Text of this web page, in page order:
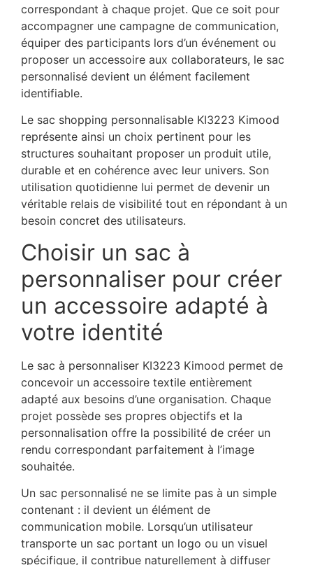
correspondant à chaque projet. Que ce soit pour
accompagner une campagne de communication,
équiper des participants lors d’un événement ou
proposer un accessoire aux collaborateurs, le sac
personnalisé devient un élément facilement
identifiable.
Le sac shopping personnalisable KI3223 Kimood
représente ainsi un choix pertinent pour les
structures souhaitant proposer un produit utile,
durable et en cohérence avec leur univers. Son
utilisation quotidienne lui permet de devenir un
véritable relais de visibilité tout en répondant à un
besoin concret des utilisateurs.
Choisir un sac à
personnaliser pour créer
un accessoire adapté à
votre identité
Le sac à personnaliser KI3223 Kimood permet de
concevoir un accessoire textile entièrement
adapté aux besoins d’une organisation. Chaque
projet possède ses propres objectifs et la
personnalisation offre la possibilité de créer un
rendu correspondant parfaitement à l’image
souhaitée.
Un sac personnalisé ne se limite pas à un simple
contenant : il devient un élément de
communication mobile. Lorsqu’un utilisateur
transporte un sac portant un logo ou un visuel
spécifique, il contribue naturellement à diffuser